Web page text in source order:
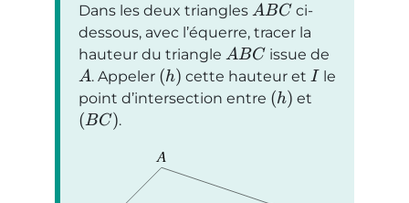
Dans les deux triangles ABC ci-
dessous, avec l’équerre, tracer la
hauteur du triangle ABC issue de
A. Appeler (h) cette hauteur et Ile
point d’intersection entre (h) et
(BC).